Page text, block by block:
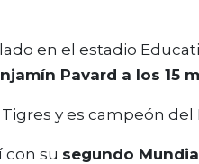
en el estadio
Pavard a los 15
con su segundo